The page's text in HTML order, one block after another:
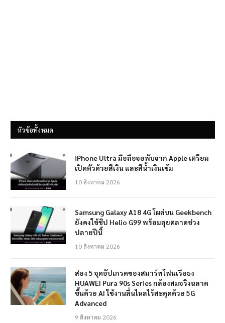
หัวข้อทั้งหมด
iPhone Ultra มือถือจอพับจาก Apple เตรียม
เปิดตัวด้วยสีเงิน และสีน้ำเงินเข้ม
10 สิงหาคม 2026
Samsung Galaxy A18 4G โผล่บน Geekbench
ยังคงใช้ชิป Helio G99 พร้อมลุยตลาดช่วง
ปลายปีนี้
10 สิงหาคม 2026
ส่อง 5 จุดอัปเกรดของสมาร์ทโฟนเรือธง
HUAWEI Pura 90s Series กล้องสมจริงฉลาด
ขึ้นด้วย AI ใช้งานลื่นไหลไร้สะดุดด้วย 5G
Advanced
9 สิงหาคม 2026